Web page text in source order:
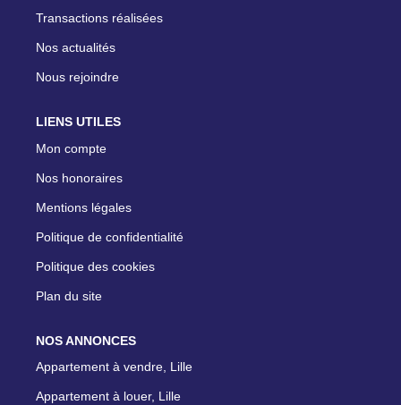
Transactions réalisées
Nos actualités
Nous rejoindre
LIENS UTILES
Mon compte
Nos honoraires
Mentions légales
Politique de confidentialité
Politique des cookies
Plan du site
NOS ANNONCES
Appartement à vendre, Lille
Appartement à louer, Lille